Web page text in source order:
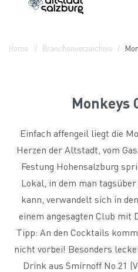
Home Branchenverzeichnis
Monkeys
Einfach affengeil liegt die
Herzen der Altstadt, vom
Festung Hohensalzburg
Lokal, in dem man
kann, verwandelt sich in
einem angesagten Club mit
Tipp: An den Cocktails
nicht vorbei! Besonders
Drink aus Smirnoff No.21